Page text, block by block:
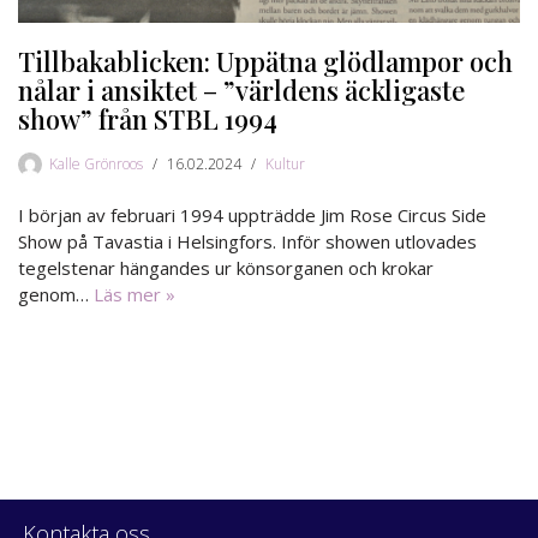
Tillbakablicken: Uppätna glödlampor och
nålar i ansiktet – ”världens äckligaste
show” från STBL 1994
Kalle Grönroos 16.02.2024 Kultur
I början av februari 1994 uppträdde Jim Rose Circus Side
Show på Tavastia i Helsingfors. Inför showen utlovades
tegelstenar hängandes ur könsorganen och krokar
genom… Läs mer »